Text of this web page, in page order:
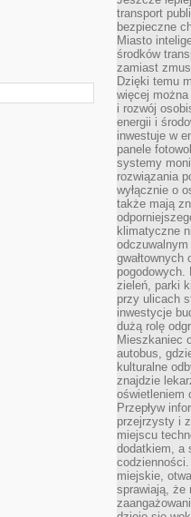
transport
bezpieczne
Miasto
środków
zamiast
Dzięki temu
więcej
i rozwój
energii i
inwestuje w
panele
systemy
rozwiązania
wyłącznie o
także mają
klimatyczne
odczuwalnym
pogodowych.
zieleń, parki
przy ulicach
inwestycje
dużą rolę
Mieszkaniec
autobus,
kulturalne
znajdzie
oświetleniem
Przepływ
przejrzysty i
miejscu
dodatkiem, a
miejskie,
sprawiają, że